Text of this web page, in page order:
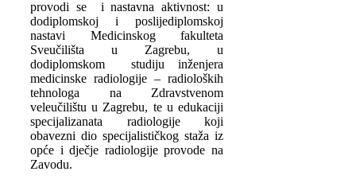
provodi se i nastavna aktivnost: u
dodiplomskoj i poslijediplomskoj
nastavi Medicinskog fakulteta
Sveučilišta u Zagrebu, u
dodiplomskom studiju inženjera
medicinske radiologije – radioloških
tehnologa na Zdravstvenom
veleučilištu u Zagrebu, te u edukaciji
specijalizanata radiologije koji
obavezni dio specijalističkog staža iz
opće i dječje radiologije provode na
Zavodu.